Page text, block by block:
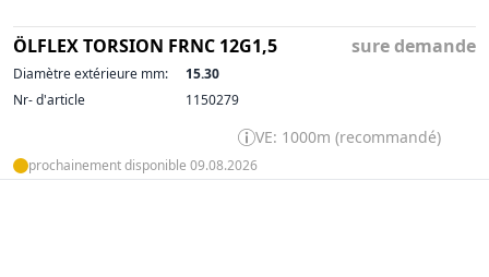
ÖLFLEX TORSION FRNC 12G1,5 sure demande
Diamètre extérieure mm:
15.30
Nr- d'article
1150279
VE: 1000m (recommandé)
prochainement disponible 09.08.2026